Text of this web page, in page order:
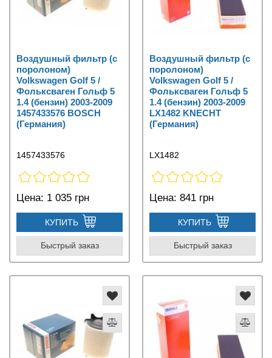
Воздушный фильтр (с
поролоном)
Volkswagen Golf 5 /
Фольксваген Гольф 5
1.4 (бензин) 2003-2009
1457433576 BOSCH
(Германия)
1457433576
Цена: 1 035 грн
КУПИТЬ
Быстрый заказ
Воздушный фильтр (с
поролоном)
Volkswagen Golf 5 /
Фольксваген Гольф 5
1.4 (бензин) 2003-2009
LX1482 KNECHT
(Германия)
LX1482
Цена: 841 грн
КУПИТЬ
Быстрый заказ